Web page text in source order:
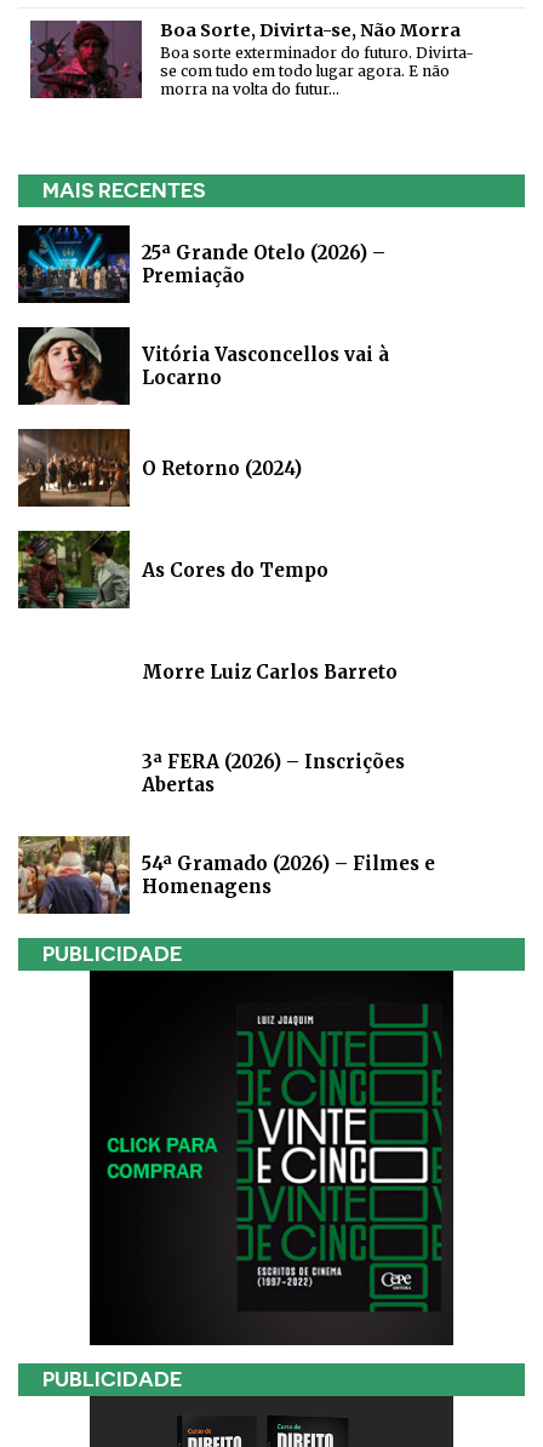
Boa Sorte, Divirta-se, Não Morra
Boa sorte exterminador do futuro. Divirta-
se com tudo em todo lugar agora. E não
morra na volta do futur…
MAIS RECENTES
25ª Grande Otelo (2026) –
Premiação
Vitória Vasconcellos vai à
Locarno
O Retorno (2024)
As Cores do Tempo
Morre Luiz Carlos Barreto
3ª FERA (2026) – Inscrições
Abertas
54ª Gramado (2026) – Filmes e
Homenagens
PUBLICIDADE
PUBLICIDADE